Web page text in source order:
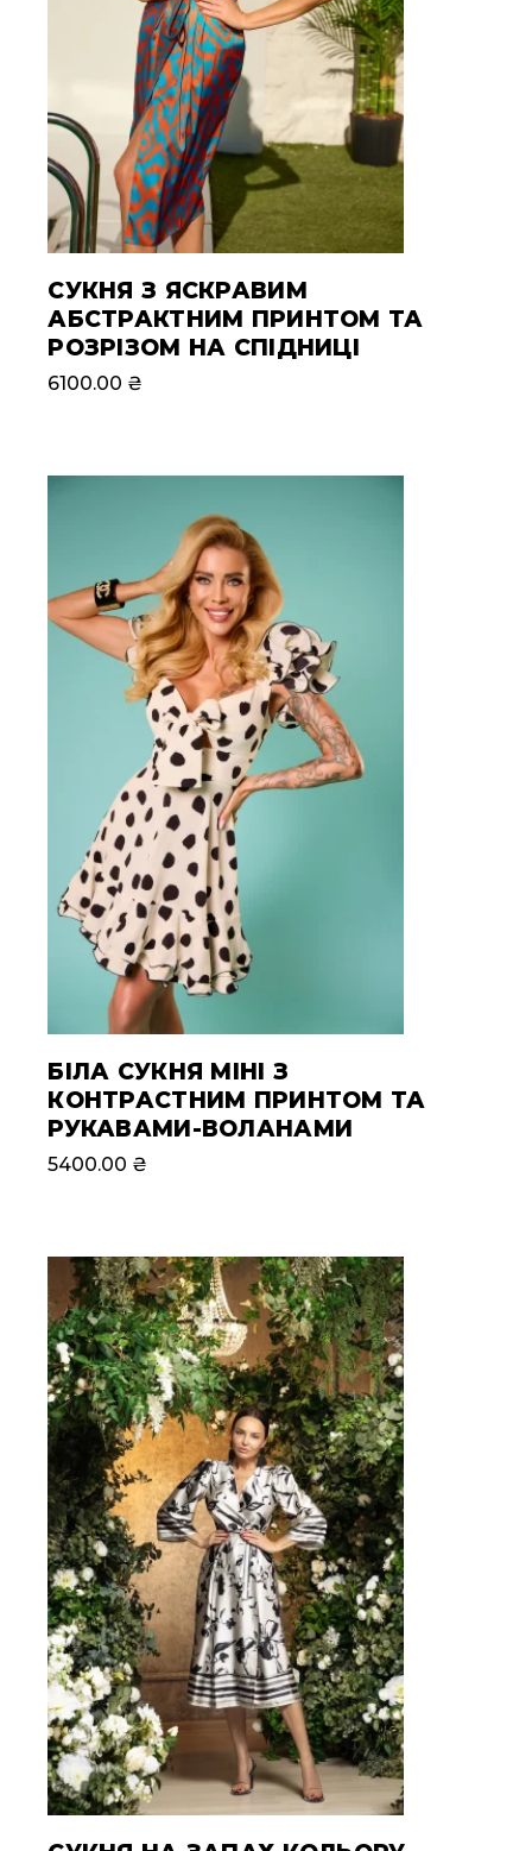
СУКНЯ З ЯСКРАВИМ
АБСТРАКТНИМ ПРИНТОМ ТА
РОЗРІЗОМ НА СПІДНИЦІ
6100.00 ₴
БІЛА СУКНЯ МІНІ З
КОНТРАСТНИМ ПРИНТОМ ТА
РУКАВАМИ-ВОЛАНАМИ
5400.00 ₴